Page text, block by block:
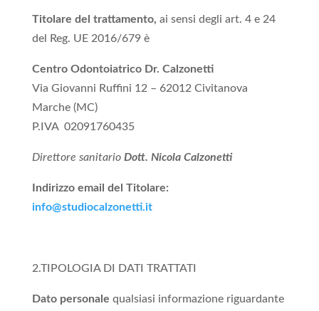
Titolare del trattamento, ai sensi degli art. 4 e 24
del Reg. UE 2016/679 è
Centro Odontoiatrico Dr. Calzonetti
Via Giovanni Ruffini 12 – 62012 Civitanova
Marche (MC)
P.IVA 02091760435
Direttore sanitarioDott. Nicola Calzonetti
Indirizzo email del Titolare:
info@studiocalzonetti.it
2.TIPOLOGIA DI DATI TRATTATI
Dato personale qualsiasi informazione riguardante